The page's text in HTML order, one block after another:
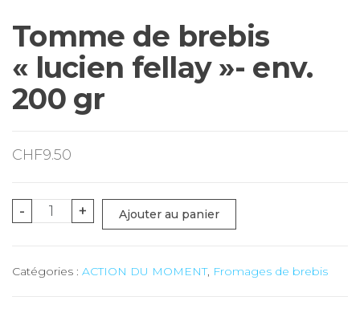
Tomme de brebis
« lucien fellay »- env.
200 gr
CHF9.50
-
quantité
de
+ Ajouter au panier
Catégories : ACTION DU MOMENT, Fromages de brebis